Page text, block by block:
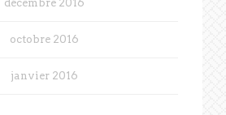
décembre 2016
octobre 2016
janvier 2016